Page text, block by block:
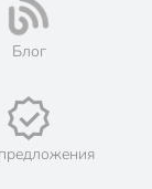
Блог